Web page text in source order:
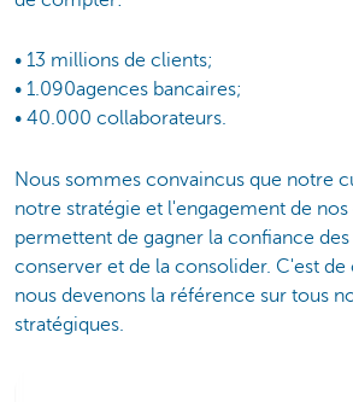
• 13 millions de clients;
• 1.090agences bancaires;
• 40.000 collaborateurs.
Nous sommes convaincus que notre
notre stratégie et l'engagement de
permettent de gagner la confiance
conserver et de la consolider. C'est
nous devenons la référence sur tous
stratégiques.